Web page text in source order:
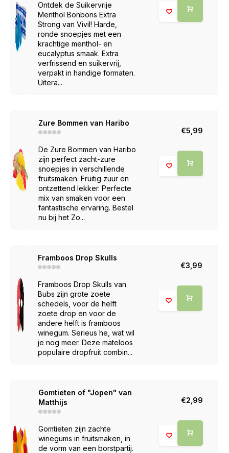
Ontdek de Suikervrije
Menthol Bonbons Extra
Strong van Vivil! Harde,
ronde snoepjes met een
krachtige menthol- en
eucalyptus smaak. Extra
verfrissend en suikervrij,
verpakt in handige formaten.
Uitera...
Zure Bommen van Haribo
De Zure Bommen van Haribo
zijn perfect zacht-zure
snoepjes in verschillende
fruitsmaken. Fruitig zuur en
ontzettend lekker. Perfecte
mix van smaken voor een
fantastische ervaring. Bestel
nu bij het Zo...
€5,99
Framboos Drop Skulls
Framboos Drop Skulls van
Bubs zijn grote zoete
schedels, voor de helft
zoete drop en voor de
andere helft is framboos
winegum. Serieus he, wat wil
je nog meer. Deze mateloos
populaire dropfruit combin...
€3,99
Gomtieten of "Jopen" van
Matthijs
Gomtieten zijn zachte
winegums in fruitsmaken, in
de vorm van een borstpartij.
€2,99